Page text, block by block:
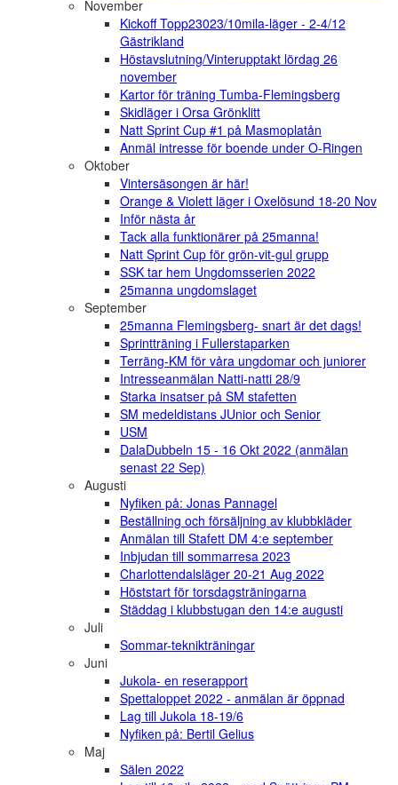
November
Kickoff Topp23023/10mila-läger - 2-4/12
Gästrikland
Höstavslutning/Vinterupptakt lördag 26
november
Kartor för träning Tumba-Flemingsberg
Skidläger i Orsa Grönklitt
Natt Sprint Cup #1 på Masmoplatån
Anmäl intresse för boende under O-Ringen
Oktober
Vintersäsongen är här!
Orange & Violett läger i Oxelösund 18-20 Nov
Inför nästa år
Tack alla funktionärer på 25manna!
Natt Sprint Cup för grön-vit-gul grupp
SSK tar hem Ungdomsserien 2022
25manna ungdomslaget
September
25manna Flemingsberg- snart är det dags!
Sprintträning i Fullerstaparken
Terräng-KM för våra ungdomar och juniorer
Intresseanmälan Natti-natti 28/9
Starka insatser på SM stafetten
SM medeldistans JUnior och Senior
USM
DalaDubbeln 15 - 16 Okt 2022 (anmälan
senast 22 Sep)
Augusti
Nyfiken på: Jonas Pannagel
Beställning och försäljning av klubbkläder
Anmälan till Stafett DM 4:e september
Inbjudan till sommarresa 2023
Charlottendalsläger 20-21 Aug 2022
Höststart för torsdagsträningarna
Städdag i klubbstugan den 14:e augusti
Juli
Sommar-teknikträningar
Juni
Jukola- en reserapport
Spettaloppet 2022 - anmälan är öppnad
Lag till Jukola 18-19/6
Nyfiken på: Bertil Gelius
Maj
Sälen 2022